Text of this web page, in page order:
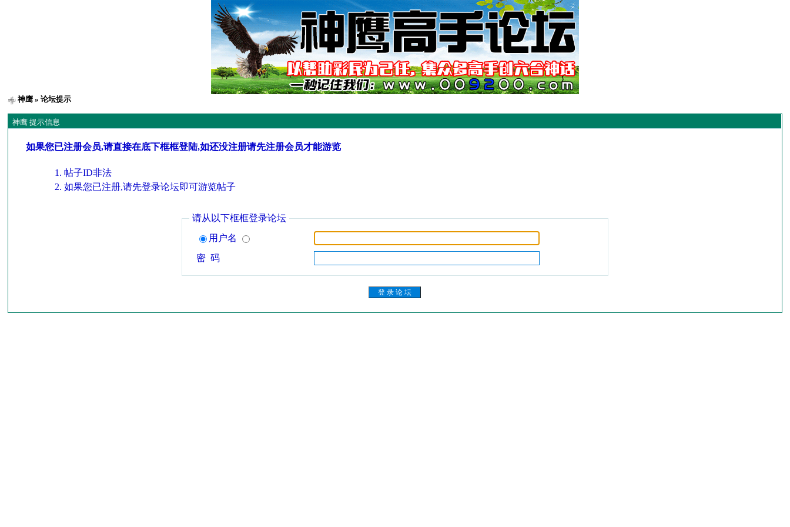
神鹰 » 论坛提示
神鹰 提示信息
如果您已注册会员,请直接在底下框框登陆,如还没注册请先注册会员才能游览
帖子ID非法
如果您已注册,请先登录论坛即可游览帖子
请从以下框框登录论坛
用户名
密 码